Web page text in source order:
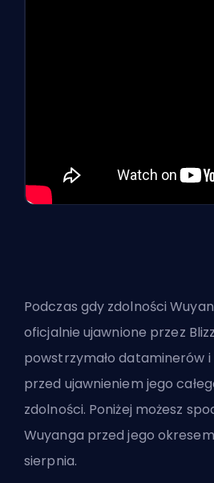
Podczas gdy zdolności
oficjalnie ujawnione przez
powstrzymało dataminerów
przed ujawnieniem jego
zdolności. Poniżej możesz
Wuyanga przed jego
sierpnia.